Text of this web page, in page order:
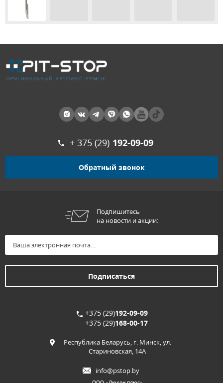
+ 375 (29) 192-09-09
Обратный звонок
Подпишитесь
на новости и акции:
+375 (29)192-09-09
+375 (29)168-00-17
Республика Беларусь, г. Минск, ул.
Стариновская, 14А
info@pstop.by